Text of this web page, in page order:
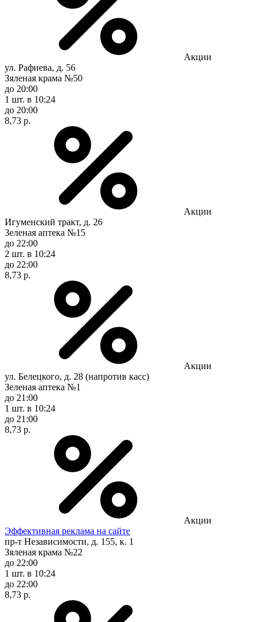
Акции
ул. Рафиева, д. 56
Зяленая крама №50
до 20:00
1 шт. в 10:24
до 20:00
8,73 р.
Акции
Игуменский тракт, д. 26
Зеленая аптека №15
до 22:00
2 шт. в 10:24
до 22:00
8,73 р.
Акции
ул. Белецкого, д. 28 (напротив касс)
Зеленая аптека №1
до 21:00
1 шт. в 10:24
до 21:00
8,73 р.
Акции
Эффективная реклама на сайте
пр-т Независимости, д. 155, к. 1
Зяленая крама №22
до 22:00
1 шт. в 10:24
до 22:00
8,73 р.